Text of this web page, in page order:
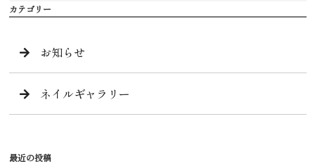
カテゴリー
お知らせ
ネイルギャラリー
最近の投稿